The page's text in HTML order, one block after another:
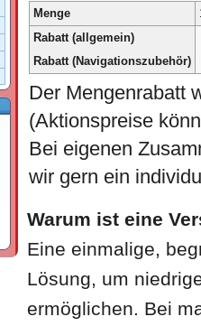
Menge
Rabatt (allgemein)
Rabatt (Navigationszubehör)
Der Mengenrabatt
(Aktionspreise
Bei eigenen
wir gern ein
Warum ist eine
Eine einmalige,
Lösung, um
ermöglichen. Bei